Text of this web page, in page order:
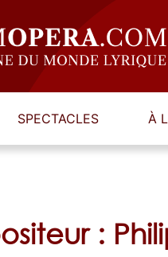
SPECTACLES À
: